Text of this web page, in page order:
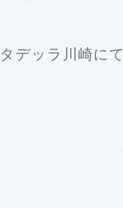
デッラ川崎にて